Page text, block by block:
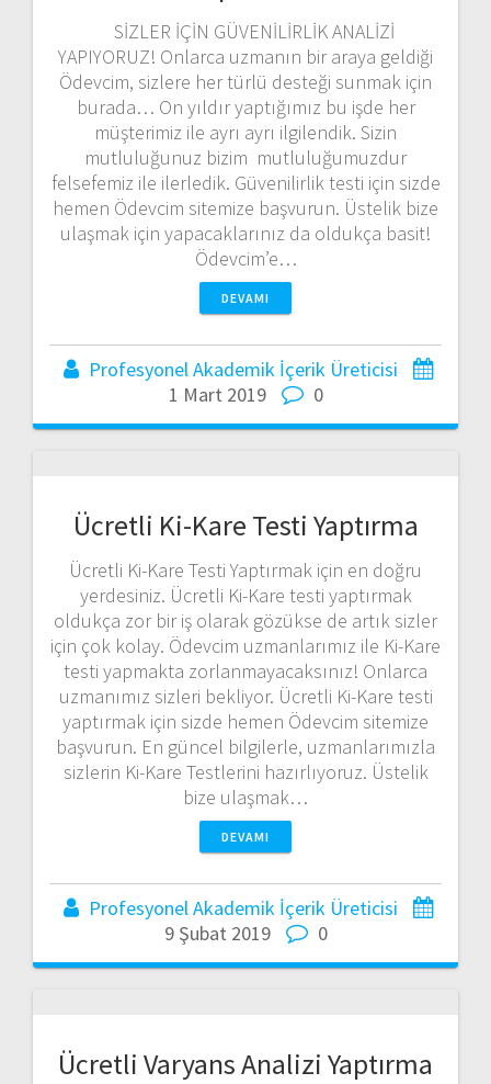
SİZLER İÇİN GÜVENİLİRLİK ANALİZİ
YAPIYORUZ! Onlarca uzmanın bir araya geldiği
Ödevcim, sizlere her türlü desteği sunmak için
burada… On yıldır yaptığımız bu işde her
müşterimiz ile ayrı ayrı ilgilendik. Sizin
mutluluğunuz bizim mutluluğumuzdur
felsefemiz ile ilerledik. Güvenilirlik testi için sizde
hemen Ödevcim sitemize başvurun. Üstelik bize
ulaşmak için yapacaklarınız da oldukça basit!
Ödevcim’e…
DEVAMI
Profesyonel Akademik İçerik Üreticisi
1 Mart 2019
0
Ücretli Ki-Kare Testi Yaptırma
Ücretli Ki-Kare Testi Yaptırmak için en doğru
yerdesiniz. Ücretli Ki-Kare testi yaptırmak
oldukça zor bir iş olarak gözükse de artık sizler
için çok kolay. Ödevcim uzmanlarımız ile Ki-Kare
testi yapmakta zorlanmayacaksınız! Onlarca
uzmanımız sizleri bekliyor. Ücretli Ki-Kare testi
yaptırmak için sizde hemen Ödevcim sitemize
başvurun. En güncel bilgilerle, uzmanlarımızla
sizlerin Ki-Kare Testlerini hazırlıyoruz. Üstelik
bize ulaşmak…
DEVAMI
Profesyonel Akademik İçerik Üreticisi
9 Şubat 2019
0
Ücretli Varyans Analizi Yaptırma